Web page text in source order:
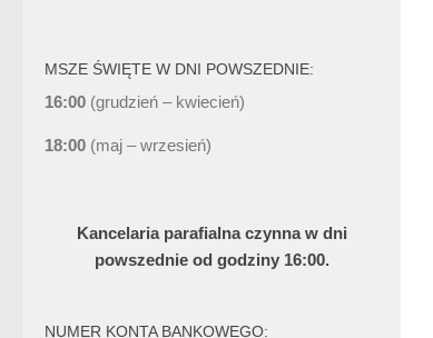
MSZE ŚWIĘTE W DNI POWSZEDNIE:
16:00 (grudzień – kwiecień)
18:00 (maj – wrzesień)
Kancelaria parafialna czynna w dni
powszednie od godziny 16:00.
NUMER KONTA BANKOWEGO: